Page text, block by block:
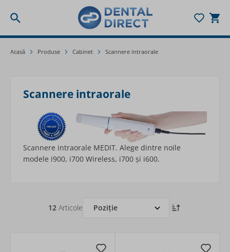
Acasă Produse Cabinet Scannere intraorale
Scannere intraorale
Scannere intraorale MEDIT. Alege dintre noile
modele i900, i700 Wireless, i700 și i600.
12 Articole